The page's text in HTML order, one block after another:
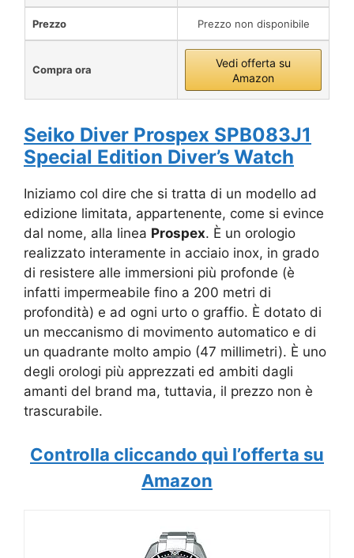
Prezzo Prezzo non disponibile
Compra ora
Vedi offerta su
Amazon
Seiko Diver Prospex SPB083J1
Special Edition Diver’s Watch
Iniziamo col dire che si tratta di un modello ad
edizione limitata, appartenente, come si evince
dal nome, alla linea Prospex. È un orologio
realizzato interamente in acciaio inox, in grado
di resistere alle immersioni più profonde (è
infatti impermeabile fino a 200 metri di
profondità) e ad ogni urto o graffio. È dotato di
un meccanismo di movimento automatico e di
un quadrante molto ampio (47 millimetri). È uno
degli orologi più apprezzati ed ambiti dagli
amanti del brand ma, tuttavia, il prezzo non è
trascurabile.
Controlla cliccando quì l’offerta su
Amazon